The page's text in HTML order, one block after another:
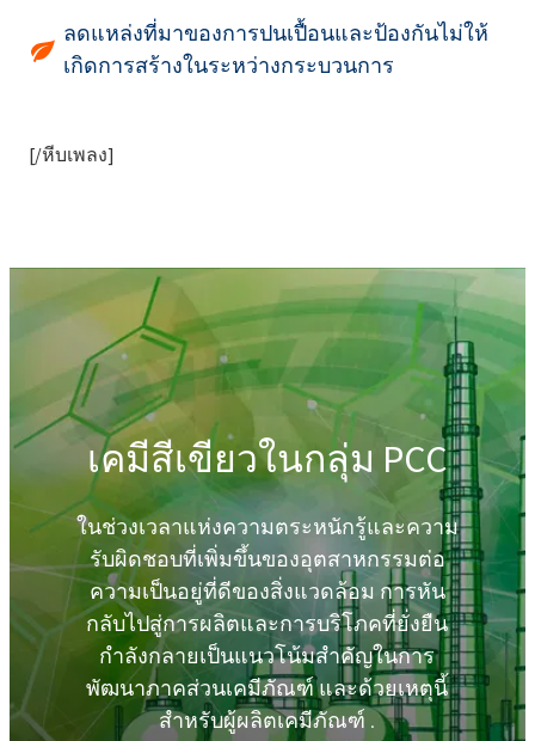
ลดแหล่งที่มาของการปนเปื้อนและป้องกันไม่ให้
เกิดการสร้างในระหว่างกระบวนการ
[/หีบเพลง]
เคมีสีเขียวในกลุ่ม PCC
ในช่วงเวลาแห่งความตระหนักรู้และความ
รับผิดชอบที่เพิ่มขึ้นของอุตสาหกรรมต่อ
ความเป็นอยู่ที่ดีของสิ่งแวดล้อม การหัน
กลับไปสู่การผลิตและการบริโภคที่ยั่งยืน
กำลังกลายเป็นแนวโน้มสำคัญในการ
พัฒนาภาคส่วนเคมีภัณฑ์ และด้วยเหตุนี้
สำหรับผู้ผลิตเคมีภัณฑ์ .